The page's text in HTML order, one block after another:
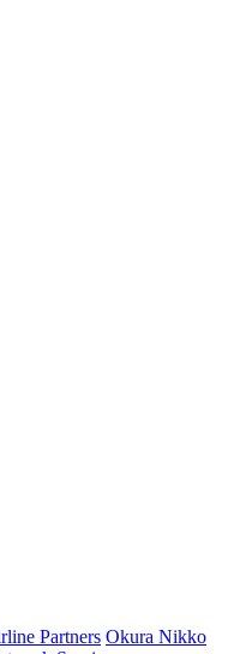
Partners Okura Nikko